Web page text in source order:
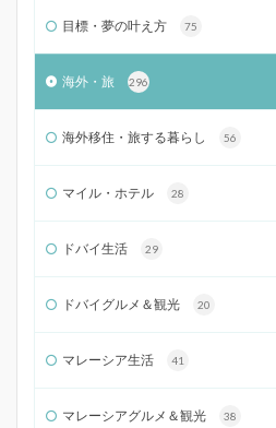
目標・夢の叶え方 75
海外・旅 296
海外移住・旅する暮らし 56
マイル・ホテル 28
ドバイ生活 29
ドバイグルメ＆観光 20
マレーシア生活 41
マレーシアグルメ＆観光 38